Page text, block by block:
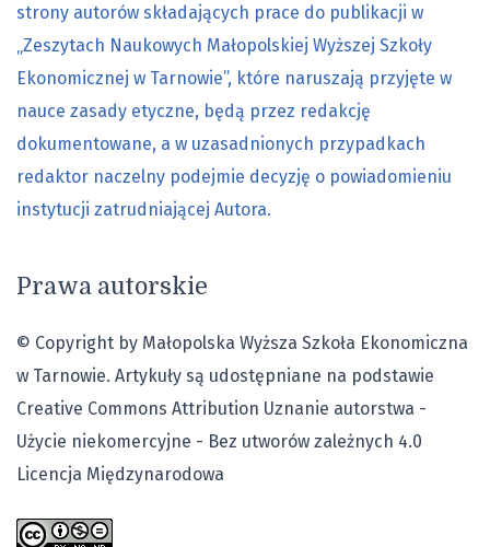
strony autorów składających prace do publikacji w
„Zeszytach Naukowych Małopolskiej Wyższej Szkoły
Ekonomicznej w Tarnowie”, które naruszają przyjęte w
nauce zasady etyczne, będą przez redakcję
dokumentowane, a w uzasadnionych przypadkach
redaktor naczelny podejmie decyzję o powiadomieniu
instytucji zatrudniającej Autora.
Prawa autorskie
© Copyright by Małopolska Wyższa Szkoła Ekonomiczna
w Tarnowie. Artykuły są udostępniane na podstawie
Creative Commons Attribution Uznanie autorstwa -
Użycie niekomercyjne - Bez utworów zależnych 4.0
Licencja Międzynarodowa